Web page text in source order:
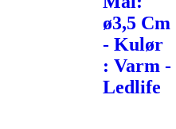
ø3,5 Cm
- Kulør
: Varm -
Ledlife